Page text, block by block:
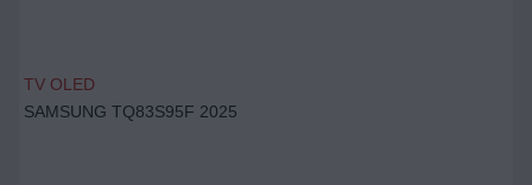
TV OLED
SAMSUNG TQ83S95F 2025